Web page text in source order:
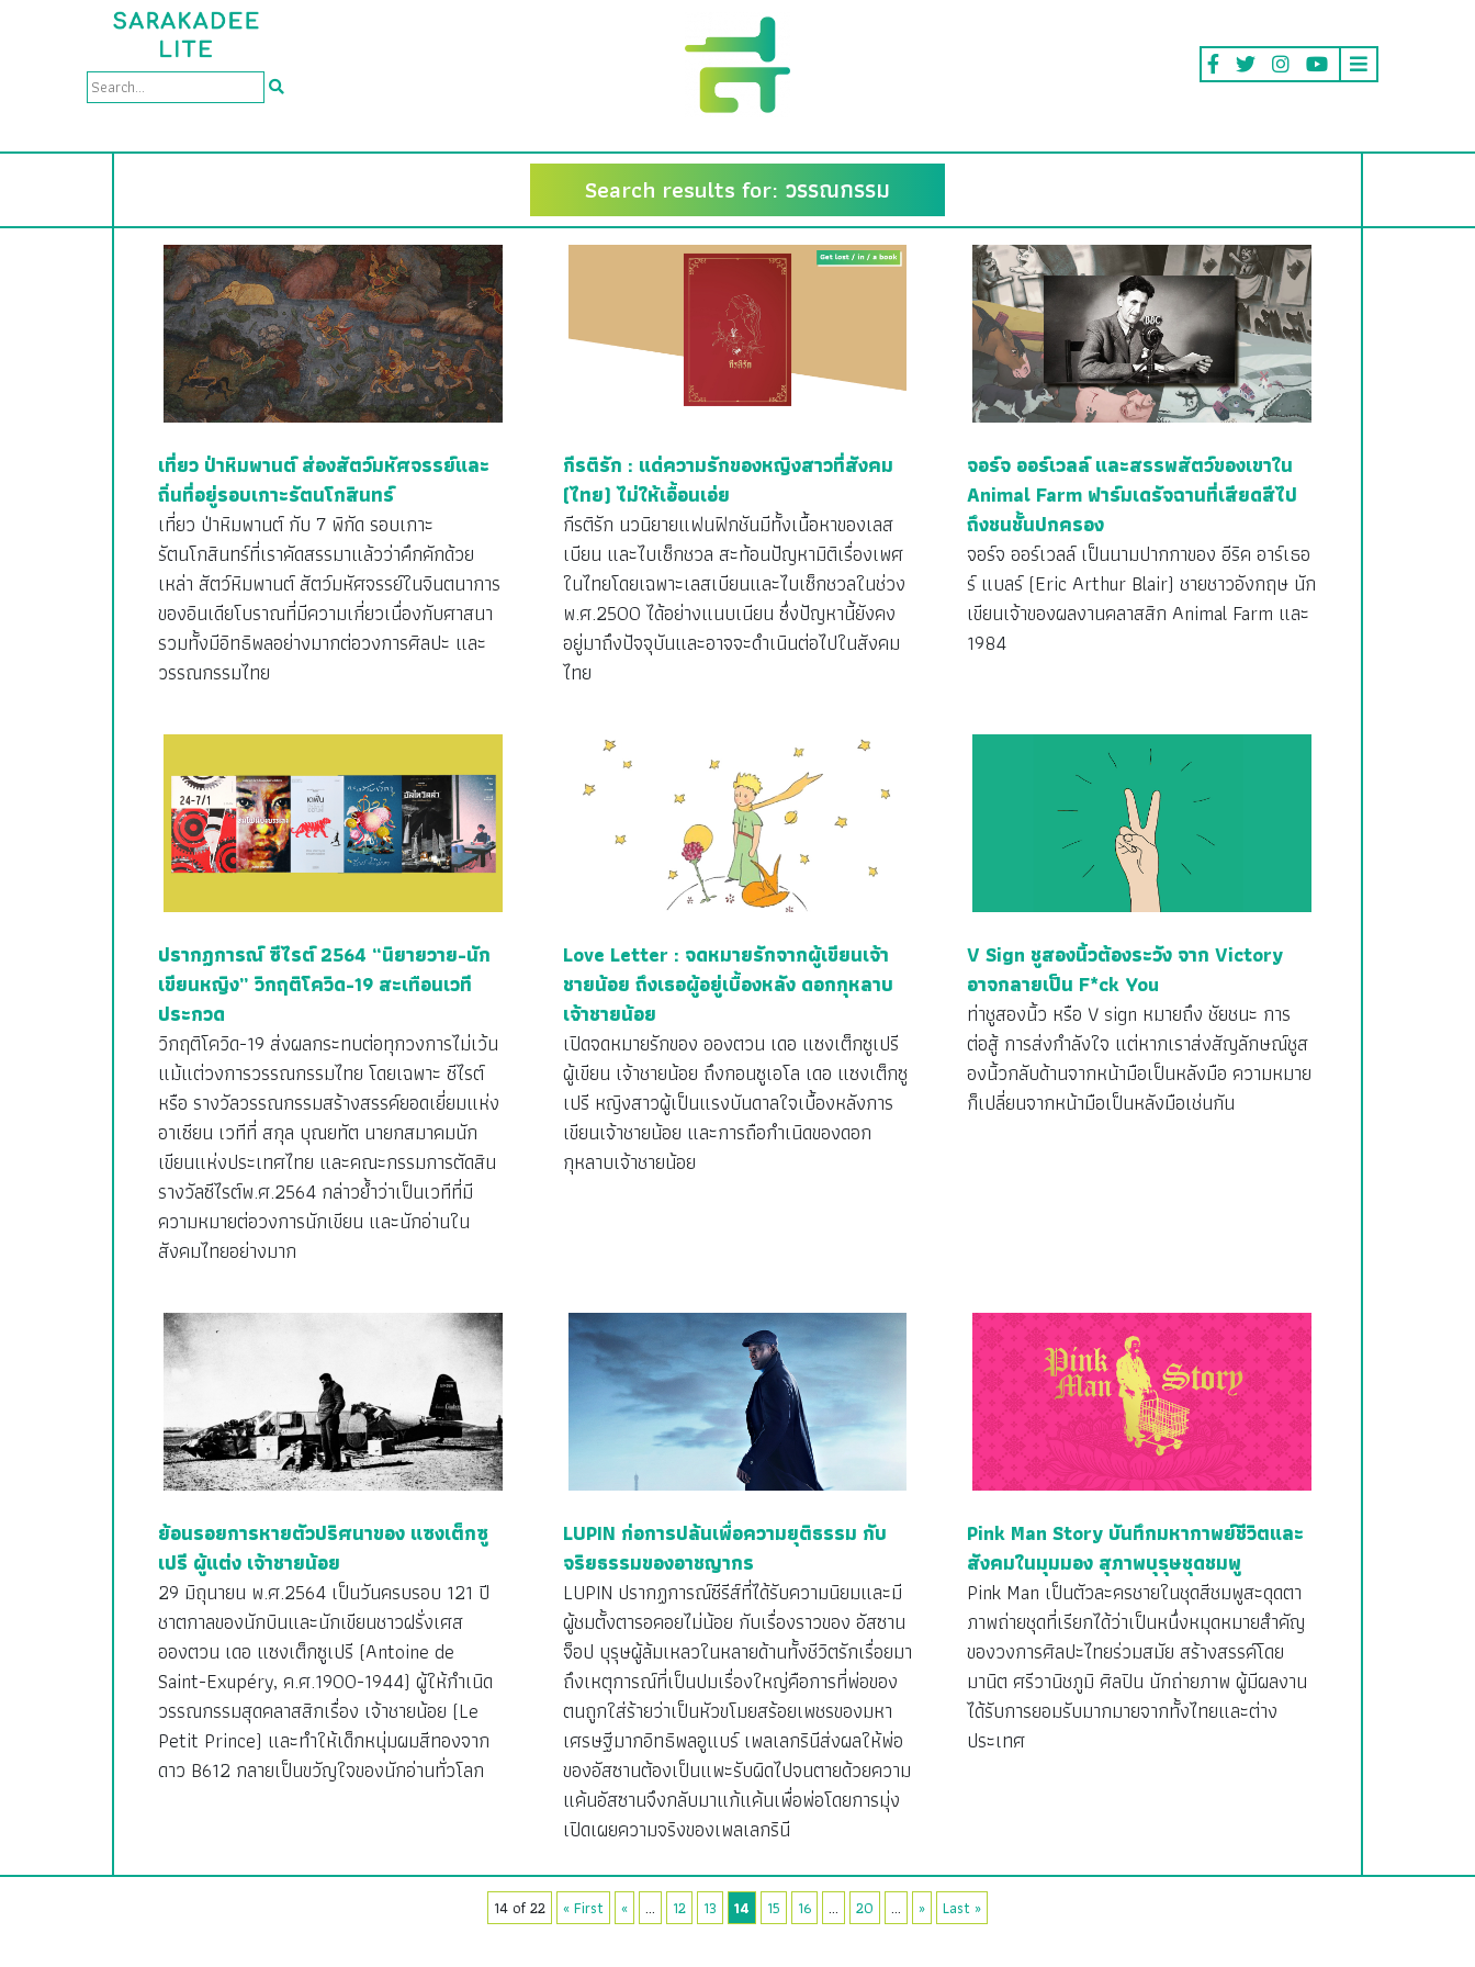
Search results for: วรรณกรรม
เที่ยว ป่าหิมพานต์ ส่องสัตว์มหัศจรรย์และ
ถิ่นที่อยู่รอบเกาะรัตนโกสินทร์
เที่ยว ป่าหิมพานต์ กับ 7 พิกัด รอบเกาะ
รัตนโกสินทร์ที่เราคัดสรรมาแล้วว่าคึกคักด้วย
เหล่า สัตว์หิมพานต์ สัตว์มหัศจรรย์ในจินตนาการ
ของอินเดียโบราณที่มีความเกี่ยวเนื่องกับศาสนา
รวมทั้งมีอิทธิพลอย่างมากต่อวงการศิลปะ และ
วรรณกรรมไทย
กีรติรัก : แด่ความรักของหญิงสาวที่สังคม
(ไทย) ไม่ให้เอื้อนเอ่ย
กีรติรัก นวนิยายแฟนฟิกชันมีทั้งเนื้อหาของเลส
เบียน และไบเซ็กชวล สะท้อนปัญหามิติเรื่องเพศ
ในไทยโดยเฉพาะเลสเบียนและไบเซ็กชวลในช่วง
พ.ศ.2500 ได้อย่างแนบเนียน ซึ่งปัญหานี้ยังคง
อยู่มาถึงปัจจุบันและอาจจะดำเนินต่อไปในสังคม
ไทย
จอร์จ ออร์เวลล์ และสรรพสัตว์ของเขาใน
Animal Farm ฟาร์มเดรัจฉานที่เสียดสีไป
ถึงชนชั้นปกครอง
จอร์จ ออร์เวลล์ เป็นนามปากกาของ อีริค อาร์เธอ
ร์ แบลร์ (Eric Arthur Blair) ชายชาวอังกฤษ นัก
เขียนเจ้าของผลงานคลาสสิก Animal Farm และ
1984
ปรากฏการณ์ ซีไรต์ 2564 “นิยายวาย-นัก
เขียนหญิง” วิกฤติโควิด-19 สะเทือนเวที
ประกวด
วิกฤติโควิด-19 ส่งผลกระทบต่อทุกวงการไม่เว้น
แม้แต่วงการวรรณกรรมไทย โดยเฉพาะ ซีไรต์
หรือ รางวัลวรรณกรรมสร้างสรรค์ยอดเยี่ยมแห่ง
อาเซียน เวทีที่ สกุล บุณยทัต นายกสมาคมนัก
เขียนแห่งประเทศไทย และคณะกรรมการตัดสิน
รางวัลซีไรต์พ.ศ.2564 กล่าวย้ำว่าเป็นเวทีที่มี
ความหมายต่อวงการนักเขียน และนักอ่านใน
สังคมไทยอย่างมาก
Love Letter : จดหมายรักจากผู้เขียนเจ้า
ชายน้อย ถึงเธอผู้อยู่เบื้องหลัง ดอกกุหลาบ
เจ้าชายน้อย
เปิดจดหมายรักของ อองตวน เดอ แซงเต็กซูเปรี
ผู้เขียน เจ้าชายน้อย ถึงกอนซูเอโล เดอ แซงเต็กซู
เปรี หญิงสาวผู้เป็นแรงบันดาลใจเบื้องหลังการ
เขียนเจ้าชายน้อย และการถือกำเนิดของดอก
กุหลาบเจ้าชายน้อย
V Sign ชูสองนิ้วต้องระวัง จาก Victory
อาจกลายเป็น F*ck You
ท่าชูสองนิ้ว หรือ V sign หมายถึง ชัยชนะ การ
ต่อสู้ การส่งกำลังใจ แต่หากเราส่งสัญลักษณ์ชูส
องนิ้วกลับด้านจากหน้ามือเป็นหลังมือ ความหมาย
ก็เปลี่ยนจากหน้ามือเป็นหลังมือเช่นกัน
ย้อนรอยการหายตัวปริศนาของ แซงเต็กซู
เปรี ผู้แต่ง เจ้าชายน้อย
29 มิถุนายน พ.ศ.2564 เป็นวันครบรอบ 121 ปี
ชาตกาลของนักบินและนักเขียนชาวฝรั่งเศส
อองตวน เดอ แซงเต็กซูเปรี (Antoine de
Saint-Exupéry, ค.ศ.1900-1944) ผู้ให้กำเนิด
วรรณกรรมสุดคลาสสิกเรื่อง เจ้าชายน้อย (Le
Petit Prince) และทำให้เด็กหนุ่มผมสีทองจาก
ดาว B612 กลายเป็นขวัญใจของนักอ่านทั่วโลก
LUPIN ก่อการปล้นเพื่อความยุติธรรม กับ
จริยธรรมของอาชญากร
LUPIN ปรากฏการณ์ซีรีส์ที่ได้รับความนิยมและมี
ผู้ชมตั้งตารอคอยไม่น้อย กับเรื่องราวของ อัสซาน
จ็อป บุรุษผู้ล้มเหลวในหลายด้านทั้งชีวิตรักเรื่อยมา
ถึงเหตุการณ์ที่เป็นปมเรื่องใหญ่คือการที่พ่อของ
ตนถูกใส่ร้ายว่าเป็นหัวขโมยสร้อยเพชรของมหา
เศรษฐีมากอิทธิพลอูแบร์ เพลเลกรินีส่งผลให้พ่อ
ของอัสซานต้องเป็นแพะรับผิดไปจนตายด้วยความ
แค้นอัสซานจึงกลับมาแก้แค้นเพื่อพ่อโดยการมุ่ง
เปิดเผยความจริงของเพลเลกรินี
Pink Man Story บันทึกมหากาพย์ชีวิตและ
สังคมในมุมมอง สุภาพบุรุษชุดชมพู
Pink Man เป็นตัวละครชายในชุดสีชมพูสะดุดตา
ภาพถ่ายชุดที่เรียกได้ว่าเป็นหนึ่งหมุดหมายสำคัญ
ของวงการศิลปะไทยร่วมสมัย สร้างสรรค์โดย
มานิต ศรีวานิชภูมิ ศิลปิน นักถ่ายภาพ ผู้มีผลงาน
ได้รับการยอมรับมากมายจากทั้งไทยและต่าง
ประเทศ
14 of 22 « First « ... 12 13 14 15 16 ... 20 ... » Last »